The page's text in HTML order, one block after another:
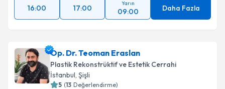
16:00 17:00
Yarın
09:00 Daha Fazla
Op. Dr. Teoman Eraslan
Plastik Rekonstrüktif ve Estetik Cerrahi
İstanbul, Şişli
5 (13 Değerlendirme)